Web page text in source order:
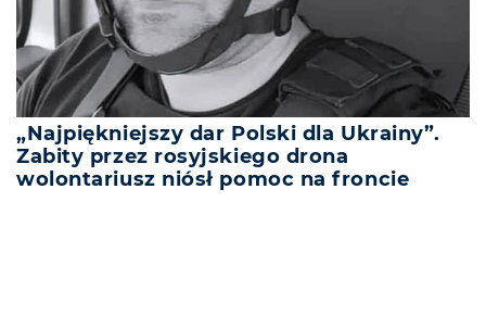
„Najpiękniejszy dar Polski dla Ukrainy”.
Zabity przez rosyjskiego drona
wolontariusz niósł pomoc na froncie